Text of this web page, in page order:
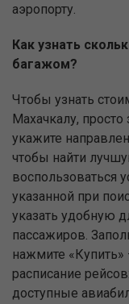
аэропорту.
Как узнать
багажом?
Чтобы узнать
Махачкалу,
укажите
чтобы найти
воспользоваться
указанной при
указать удобную
пассажиров.
нажмите «Купить»
расписание
доступные